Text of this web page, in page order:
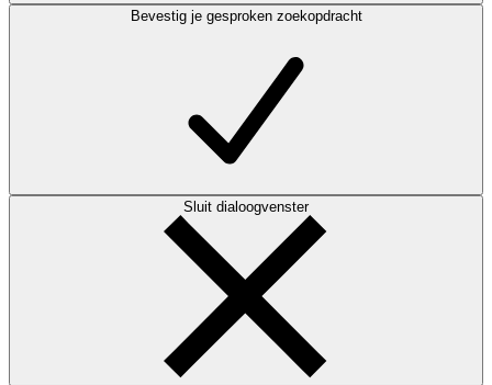
Bevestig je gesproken zoekopdracht
Sluit dialoogvenster